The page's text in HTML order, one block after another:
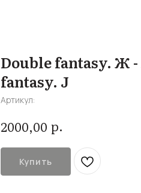
Double fantasy. Ж
fantasy. J
Артикул:
2000,00 р.
Купить